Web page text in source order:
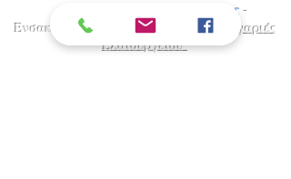
Πλάστιγγες-
Ενσακιστικά- Λογισμικό Ζύγισης
Ζυγαριές
Ελαιουργείου